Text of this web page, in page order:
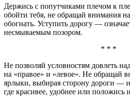
Держись с попутчиками плечом к
обойти тебя, не обращай внимания на
обогнать. Уступить дорогу —
несмываемым позором.
* * *
Не позволяй условностям довлеть
на «правое» и «левое». Не обращай
ярлыки, выбирая сторону дороги —
где красивее, удобнее или положись